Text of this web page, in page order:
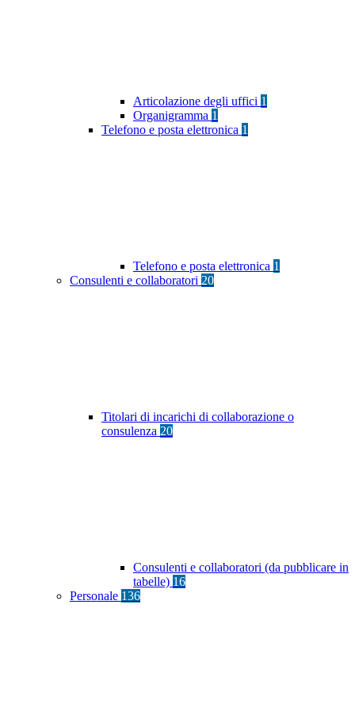
Articolazione degli uffici 1
Organigramma 1
Telefono e posta elettronica 1
Telefono e posta elettronica 1
Consulenti e collaboratori 20
Titolari di incarichi di collaborazione o
consulenza 20
Consulenti e collaboratori (da pubblicare in
tabelle) 16
Personale 136